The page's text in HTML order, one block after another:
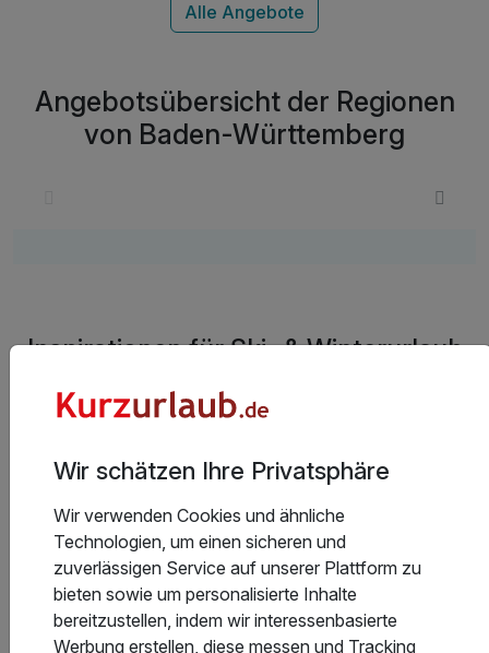
Angebotsübersicht der Regionen
von Baden-Württemberg
Inspirationen für Ski- & Winterurlaub
Wir schätzen Ihre Privatsphäre
Wir verwenden Cookies und ähnliche
Technologien, um einen sicheren und
zuverlässigen Service auf unserer Plattform zu
bieten sowie um personalisierte Inhalte
bereitzustellen, indem wir interessenbasierte
Werbung erstellen, diese messen und Tracking